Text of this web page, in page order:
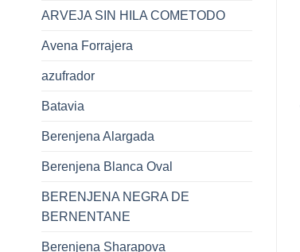
ARVEJA SIN HILA COMETODO
Avena Forrajera
azufrador
Batavia
Berenjena Alargada
Berenjena Blanca Oval
BERENJENA NEGRA DE
BERNENTANE
Berenjena Sharapova